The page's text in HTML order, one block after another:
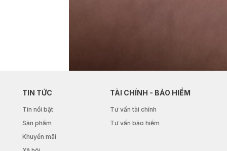
TIN TỨC
Tin nổi bật
Sản phẩm
Khuyến mãi
TÀI CHÍNH - BẢO HIỂM
Tư vấn tài chính
Tư vấn bảo hiểm